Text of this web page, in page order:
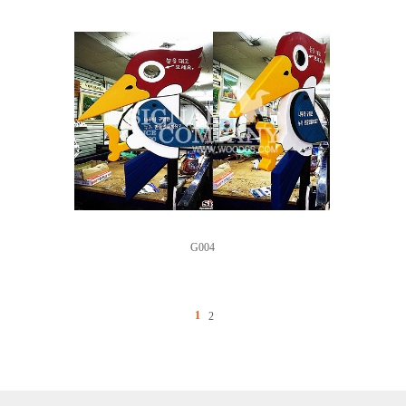
G004
1 2